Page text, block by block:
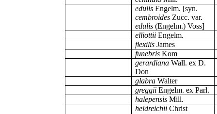
edulisEngelm. [syn.
cembroidesZucc. var.
edulis(Engelm.) Voss]
elliottiiEngelm.
flexilisJames
funebris Kom
gerardianaWall. ex D.
Don
glabra Walter
greggiiEngelm. ex Parl.
halepensis Mill.
heldreichiiChrist